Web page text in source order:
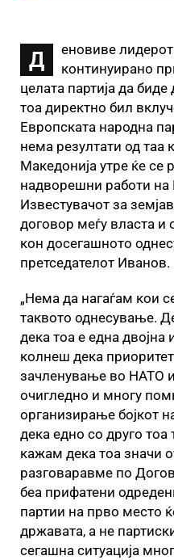
Д
еновиве
континуирано
целата партија да
тоа директно бил
Европската народна
нема резултати од таа
Македонија утре ќе се
надворешни работи на
Известувачот за
договор меѓу власта и
кон досегашното
претседателот Иванов.
„Нема да нагаѓам кои
таквото однесување.
дека тоа е една двојна
колнеш дека
зачленување во НАТО
очигледно и многу
организирање бојкот
дека едно со друго
кажам дека тоа значи
разговаравме по
беа прифатени
партии на прво место
државата, а не
сегашна ситуација